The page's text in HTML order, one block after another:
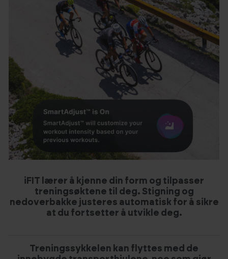
iFIT lærer å kjenne din form og tilpasser
treningsøktene til deg. Stigning og
nedoverbakke justeres automatisk for å sikre
at du fortsetter å utvikle deg.
Treningssykkelen kan flyttes med de